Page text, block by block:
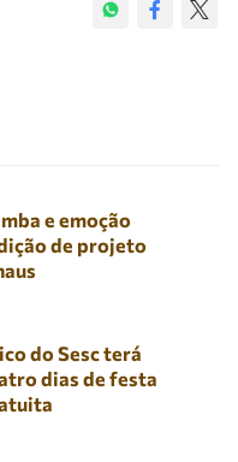
e emoção
de projeto
do Sesc terá
dias de festa